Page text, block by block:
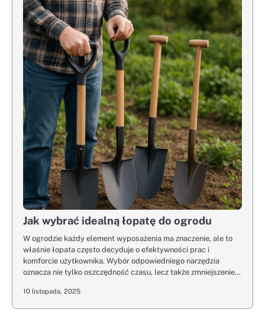
Jak wybrać idealną łopatę do ogrodu
W ogrodzie każdy element wyposażenia ma znaczenie, ale to
właśnie łopata często decyduje o efektywności prac i
komforcie użytkownika. Wybór odpowiedniego narzędzia
oznacza nie tylko oszczędność czasu, lecz także zmniejszenie…
10 listopada, 2025